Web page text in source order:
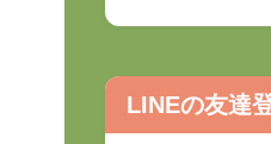
LINEの友達